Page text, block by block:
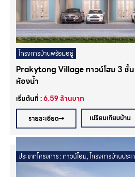
โครงการบ้านพร้อมอยู่
Prakytong Village ทาวน์โฮม 3 ชั้
ห้องน้ำ
เริ่มต้นที่ :6.59ล้านบาท
รายละเอียด เปรียบเทียบบ้าน
ประเภทโครงการ :ทาวน์โฮม,โครงการบ้านประ